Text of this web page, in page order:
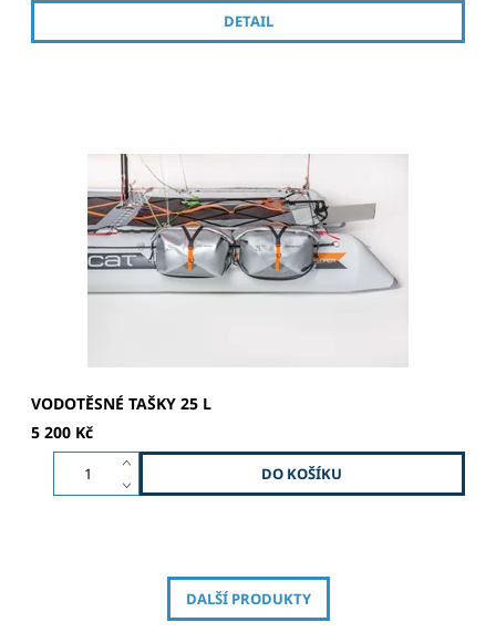
DETAIL
Doplněk pro Minicat 520 Explorer - zásadně rozšiřuje
jeho užitné vlastnosti Vodotěsné tašky na bok plováků -
objem 25 litrů. Praktická menší taška s průhledným
okénkem...
VODOTĚSNÉ TAŠKY 25 L
5 200 Kč
DALŠÍ PRODUKTY